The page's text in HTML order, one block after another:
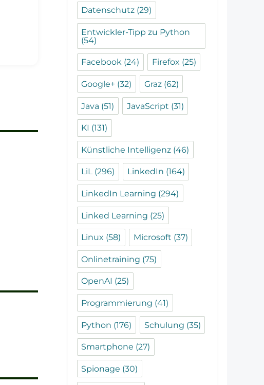
Datenschutz (29)
Entwickler-Tipp zu Python
(54)
Facebook (24) Firefox (25)
Google+ (32) Graz(62)
Java (51) JavaScript (31)
KI (131)
Künstliche Intelligenz (46)
LiL(296) LinkedIn (164)
LinkedIn Learning (294)
Linked Learning (25)
Linux (58) Microsoft (37)
Onlinetraining (75)
OpenAI (25)
Programmierung (41)
Python (176) Schulung (35)
Smartphone (27)
Spionage (30)